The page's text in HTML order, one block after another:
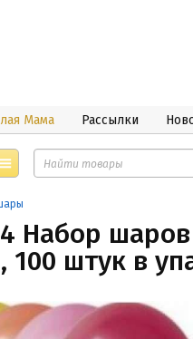
Мама Рассылки
Набор
100 штук в